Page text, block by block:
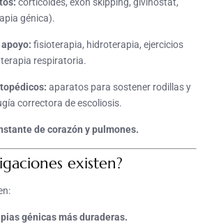
corticoides, exon skipping, givinostat,
génica).
fisioterapia, hidroterapia, ejercicios
respiratoria.
aparatos para sostener rodillas y
correctora de escoliosis.
de corazón y pulmones.
existen?
génicas más duraderas.